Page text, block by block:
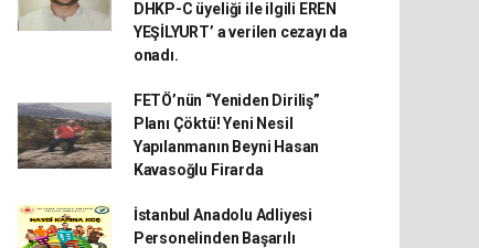
DHKP-C üyeliği ile ilgili EREN
YEŞİLYURT’ a verilen cezayı da
onadı.
FETÖ’nün “Yeniden Diriliş”
Planı Çöktü! Yeni Nesil
Yapılanmanın Beyni Hasan
Kavasoğlu Firarda
İstanbul Anadolu Adliyesi
Personelinden Başarılı